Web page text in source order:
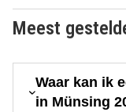
Meest
Waar kan ik
in Münsing